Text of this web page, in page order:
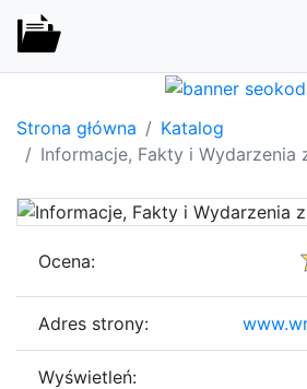
Strona główna
Katalog
Informacje, Fakty i Wydarzenia
Ocena:
Adres strony:
Wyświetleń: